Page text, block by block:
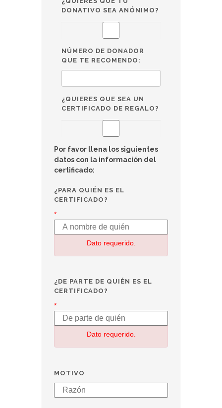
DONATIVO SEA ANÓNIMO?
NÚMERO DE DONADOR
QUE TE RECOMENDO:
¿QUIERES QUE SEA UN
CERTIFICADO DE REGALO?
Por favor llena los siguientes
datos con la información del
certificado:
¿PARA QUIÉN ES EL
CERTIFICADO?
*
Dato requerido.
¿DE PARTE DE QUIÉN ES EL
CERTIFICADO?
*
Dato requerido.
MOTIVO